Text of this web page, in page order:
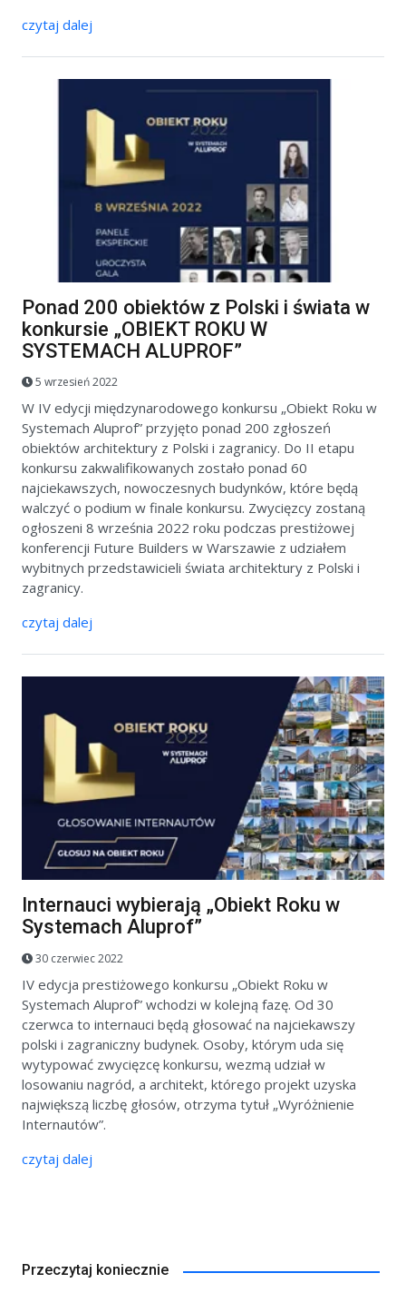
czytaj dalej
Ponad 200 obiektów z Polski i świata w
konkursie „OBIEKT ROKU W
SYSTEMACH ALUPROF”
5 wrzesień 2022
W IV edycji międzynarodowego konkursu „Obiekt Roku w
Systemach Aluprof” przyjęto ponad 200 zgłoszeń
obiektów architektury z Polski i zagranicy. Do II etapu
konkursu zakwalifikowanych zostało ponad 60
najciekawszych, nowoczesnych budynków, które będą
walczyć o podium w finale konkursu. Zwycięzcy zostaną
ogłoszeni 8 września 2022 roku podczas prestiżowej
konferencji Future Builders w Warszawie z udziałem
wybitnych przedstawicieli świata architektury z Polski i
zagranicy.
czytaj dalej
Internauci wybierają „Obiekt Roku w
Systemach Aluprof”
30 czerwiec 2022
IV edycja prestiżowego konkursu „Obiekt Roku w
Systemach Aluprof” wchodzi w kolejną fazę. Od 30
czerwca to internauci będą głosować na najciekawszy
polski i zagraniczny budynek. Osoby, którym uda się
wytypować zwycięzcę konkursu, wezmą udział w
losowaniu nagród, a architekt, którego projekt uzyska
największą liczbę głosów, otrzyma tytuł „Wyróżnienie
Internautów”.
czytaj dalej
Przeczytaj koniecznie